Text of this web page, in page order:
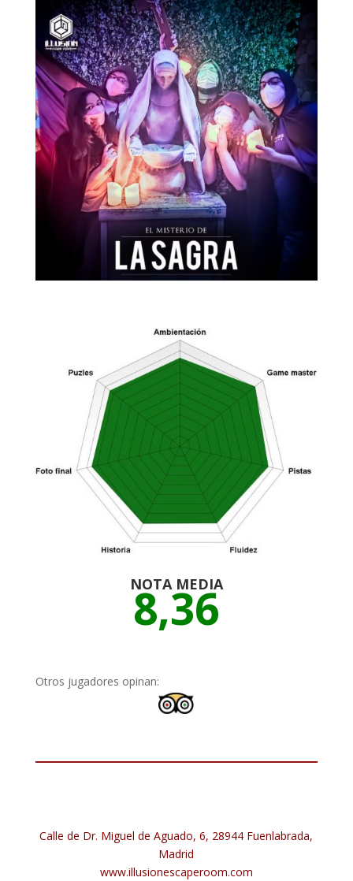
NOTA MEDIA
8,36
Otros jugadores opinan:
Calle de Dr. Miguel de Aguado, 6, 28944 Fuenlabrada,
Madrid
www.illusionescaperoom.com